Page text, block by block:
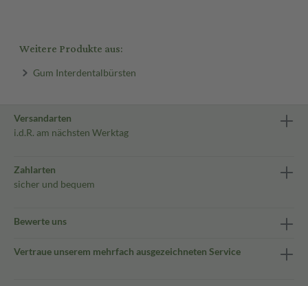
Weitere Produkte aus:
Gum Interdentalbürsten
Versandarten
i.d.R. am nächsten Werktag
Zahlarten
sicher und bequem
Bewerte uns
Vertraue unserem mehrfach ausgezeichneten Service